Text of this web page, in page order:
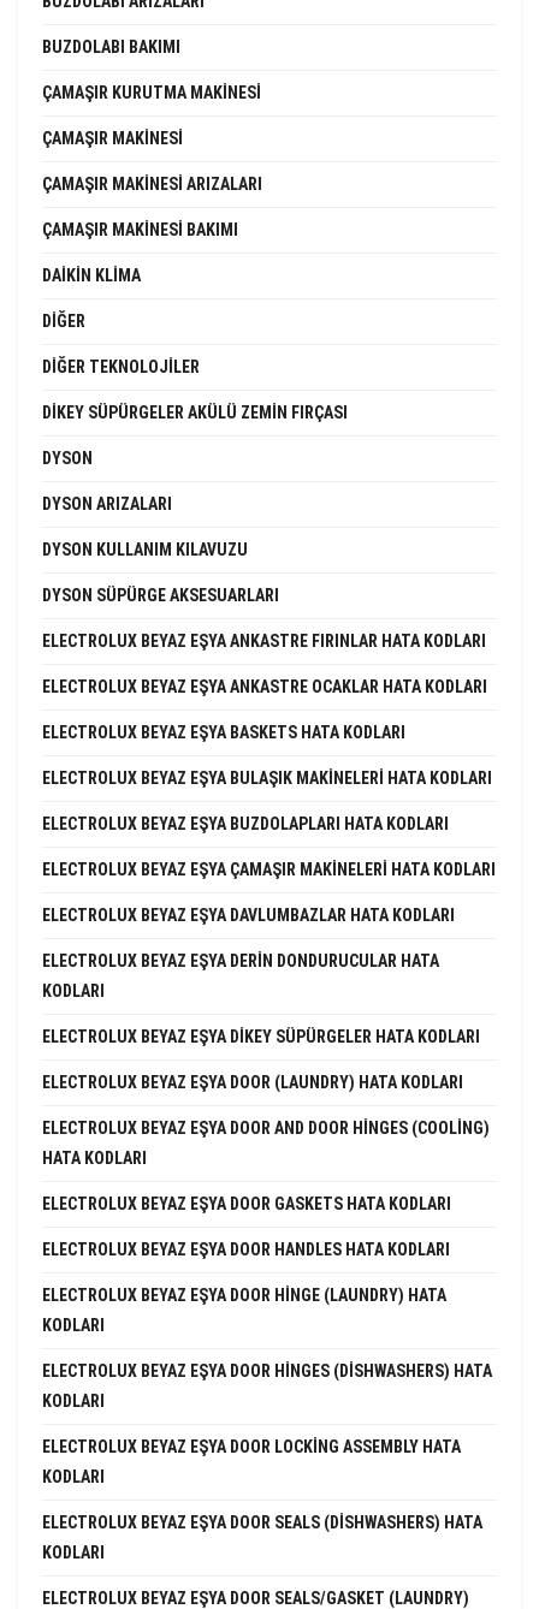
BUZDOLABI BAKIMI
ÇAMAŞIR KURUTMA MAKINESI
ÇAMAŞIR MAKINESI
ÇAMAŞIR MAKINESI ARIZALARI
ÇAMAŞIR MAKINESI BAKIMI
DAIKIN KLIMA
DIĞER
DIĞER TEKNOLOJILER
DIKEY SÜPÜRGELER AKÜLÜ ZEMIN FIRÇASI
DYSON
DYSON ARIZALARI
DYSON KULLANIM KILAVUZU
DYSON SÜPÜRGE AKSESUARLARI
ELECTROLUX BEYAZ EŞYA ANKASTRE FIRINLAR HATA KODLARI
ELECTROLUX BEYAZ EŞYA ANKASTRE OCAKLAR HATA KODLARI
ELECTROLUX BEYAZ EŞYA BASKETS HATA KODLARI
ELECTROLUX BEYAZ EŞYA BULAŞIK MAKINELERI HATA KODLARI
ELECTROLUX BEYAZ EŞYA BUZDOLAPLARI HATA KODLARI
ELECTROLUX BEYAZ EŞYA ÇAMAŞIR MAKINELERI HATA KODLARI
ELECTROLUX BEYAZ EŞYA DAVLUMBAZLAR HATA KODLARI
ELECTROLUX BEYAZ EŞYA DERIN DONDURUCULAR HATA
KODLARI
ELECTROLUX BEYAZ EŞYA DIKEY SÜPÜRGELER HATA KODLARI
ELECTROLUX BEYAZ EŞYA DOOR (LAUNDRY) HATA KODLARI
ELECTROLUX BEYAZ EŞYA DOOR AND DOOR HINGES (COOLING)
HATA KODLARI
ELECTROLUX BEYAZ EŞYA DOOR GASKETS HATA KODLARI
ELECTROLUX BEYAZ EŞYA DOOR HANDLES HATA KODLARI
ELECTROLUX BEYAZ EŞYA DOOR HINGE (LAUNDRY) HATA
KODLARI
ELECTROLUX BEYAZ EŞYA DOOR HINGES (DISHWASHERS) HATA
KODLARI
ELECTROLUX BEYAZ EŞYA DOOR LOCKING ASSEMBLY HATA
KODLARI
ELECTROLUX BEYAZ EŞYA DOOR SEALS (DISHWASHERS) HATA
KODLARI
ELECTROLUX BEYAZ EŞYA DOOR SEALS/GASKET (LAUNDRY)